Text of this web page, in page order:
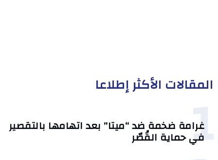
المقالات الأكثر إطلاعا
1
غرامة ضخمة ضد “ميتا” بعد اتهامها بالتقصير
في حماية القُصّر